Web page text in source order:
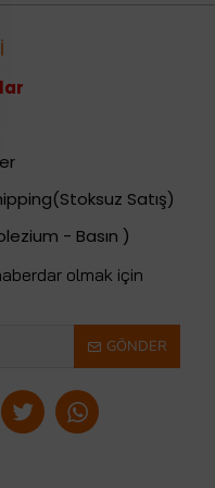
Satış)
- Basın )
olmak için
GÖNDER